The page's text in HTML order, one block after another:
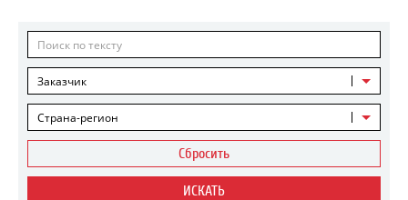
Заказчик
Страна-регион
Сбросить
ИСКАТЬ